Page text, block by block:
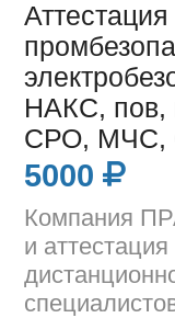
НАКС, пов,
СРО, МЧС,
5000
Компания
и